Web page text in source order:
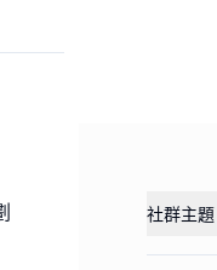
社群主題